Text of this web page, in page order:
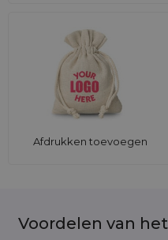
Afdrukken toevoegen
Voordelen van